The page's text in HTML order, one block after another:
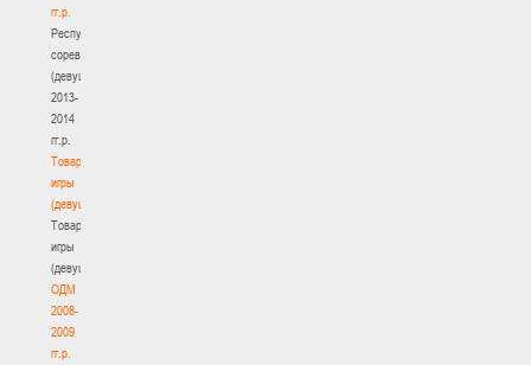
гг.р.
Республиканские
соревнования
(девушки)
2013-
2014
гг.р.
Товарищеские
игры
(девушки)
Товарищеские
игры
(девушки)
ОДМ
2008-
2009
гг.р.